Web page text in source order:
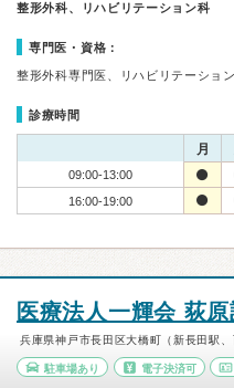
整形外科、リハビリテーション科
専門医・資格：
整形外科専門医、リハビリテーショ
診療時間
月
09:00-13:00
16:00-19:00
医療法人一輝会 荻
兵庫県神戸市長田区大橋町（新長田駅、
駐車場あり 電子決済可